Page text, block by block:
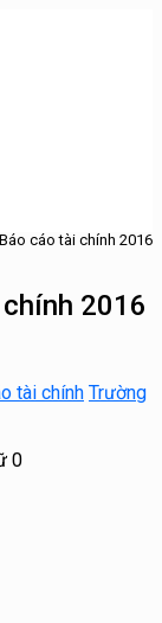
cáo tài chính 2016
2016
tài chính Trường
0